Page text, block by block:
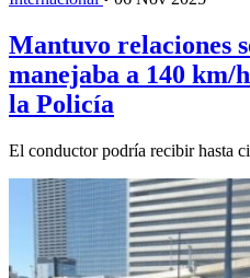
Mantuvo relaciones
manejaba a 140 km/
la Policía
El conductor podría recibir hasta